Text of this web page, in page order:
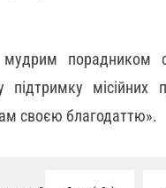
мудрим порадником
підтримку
своєю благодаттю».